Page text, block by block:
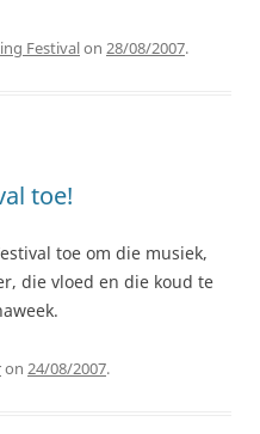
Festivalon 28/08/2007.
toe!
toe om die musiek,
die vloed en die koud te
on 24/08/2007.